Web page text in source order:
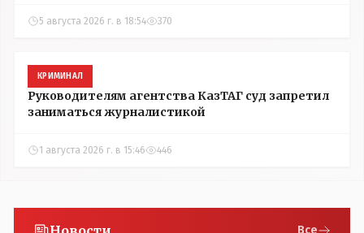
5 августа 2026 г. в 18:54 370
КРИМИНАЛ
Руководителям агентства КазТАГ суд запретил
заниматься журналистикой
1 августа 2026 г. в 15:46 446
Все